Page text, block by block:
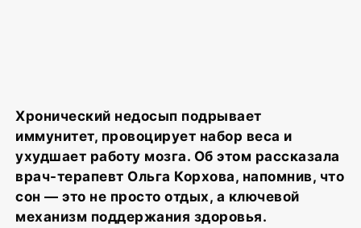
Хронический недосып подрывает
иммунитет, провоцирует набор веса и
ухудшает работу мозга. Об этом рассказала
врач-терапевт Ольга Корхова, напомнив, что
сон — это не просто отдых, а ключевой
механизм поддержания здоровья.